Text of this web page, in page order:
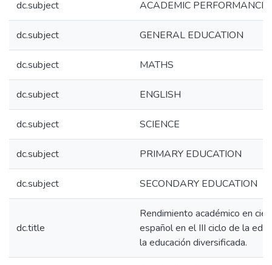
dc.subject ACADEMIC PERFORMANCE
dc.subject GENERAL EDUCATION
dc.subject MATHS
dc.subject ENGLISH
dc.subject SCIENCE
dc.subject PRIMARY EDUCATION
dc.subject SECONDARY EDUCATION
dc.title
Rendimiento académico en
español en el III ciclo de la
la educación diversificada.